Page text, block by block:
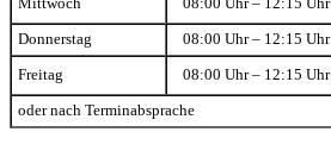
Donnerstag 08:00 Uhr – 12:15 Uhr
Freitag 08:00 Uhr – 12:15 Uhr
oder nach Terminabsprache